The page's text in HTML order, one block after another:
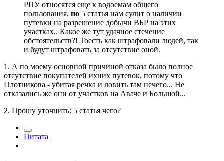
РПУ относятся еще к водоемам общего
пользования, но 5 статья нам сулит о наличии
путевки на разрешение добычи ВБР на этих
участках.. Какое же тут удачное стечение
обстоятельств?! Тоесть как штрафовали людей, так
и будут штрафовать за отсутствие оной.
1. А по моему основной причиной отказа было полное
отсутствие покупателей ихних путевок, потому что
Плотникова - убитая речка и ловить там нечего... Не
отказались же они от участков на Аваче и Большой...
2. Прошу уточнить: 5 статья чего?
Цитата